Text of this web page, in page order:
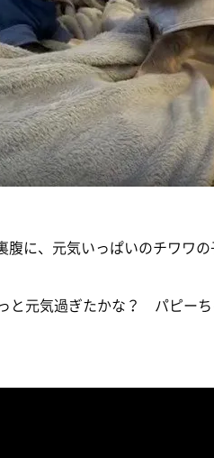
腹に、元気いっぱいのチワワ
と元気過ぎたかな？ パピー